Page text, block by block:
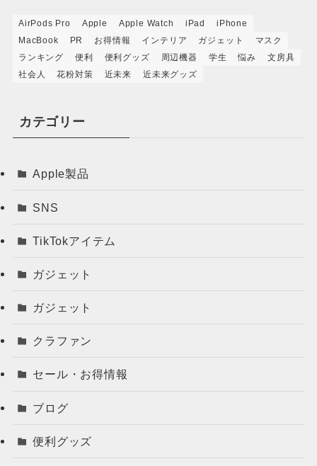
AirPods Pro Apple Apple Watch iPad
iPhone
MacBook
PR お得情報 インテリア ガジェット
マスク
ランキング
便利 便利グッズ 周辺機器 学生 悩み
文房具
社会人
花粉対策 近未来 近未来グッズ
カテゴリー
Apple製品
SNS
TikTokアイテム
ガジェット
ガジェット
クラファン
セール・お得情報
ブログ
便利グッズ